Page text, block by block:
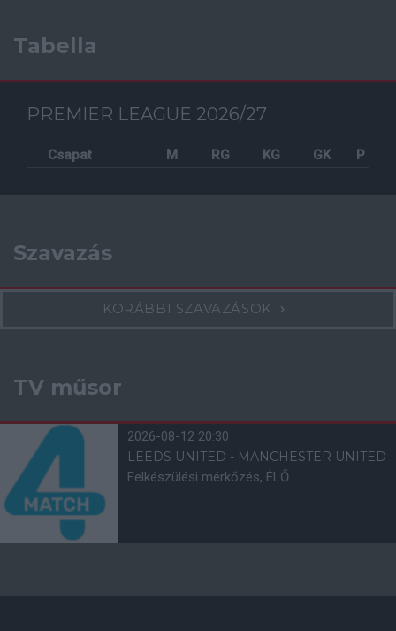
Tabella
PREMIER LEAGUE 2026/27
Csapat M RG KG GK P
Szavazás
KORÁBBI SZAVAZÁSOK
TV műsor
2026-08-12 20:30
LEEDS UNITED - MANCHESTER UNITED
Felkészülési mérkőzés, ÉLŐ